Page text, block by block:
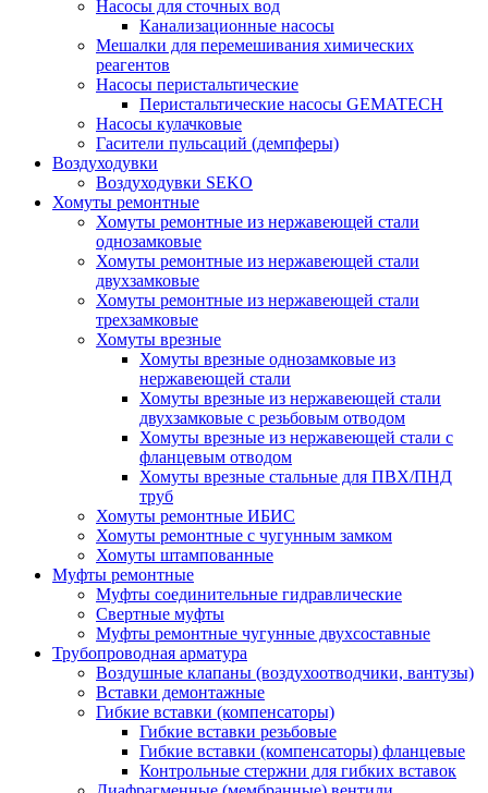
Насосы для сточных вод
Канализационные насосы
Мешалки для перемешивания химических
реагентов
Насосы перистальтические
Перистальтические насосы GEMATECH
Насосы кулачковые
Гасители пульсаций (демпферы)
Воздуходувки
Воздуходувки SEKO
Хомуты ремонтные
Хомуты ремонтные из нержавеющей стали
однозамковые
Хомуты ремонтные из нержавеющей стали
двухзамковые
Хомуты ремонтные из нержавеющей стали
трехзамковые
Хомуты врезные
Хомуты врезные однозамковые из
нержавеющей стали
Хомуты врезные из нержавеющей стали
двухзамковые с резьбовым отводом
Хомуты врезные из нержавеющей стали с
фланцевым отводом
Хомуты врезные стальные для ПВХ/ПНД
труб
Хомуты ремонтные ИБИС
Хомуты ремонтные с чугунным замком
Хомуты штампованные
Муфты ремонтные
Муфты соединительные гидравлические
Свертные муфты
Муфты ремонтные чугунные двухсоставные
Трубопроводная арматура
Воздушные клапаны (воздухоотводчики, вантузы)
Вставки демонтажные
Гибкие вставки (компенсаторы)
Гибкие вставки резьбовые
Гибкие вставки (компенсаторы) фланцевые
Контрольные стержни для гибких вставок